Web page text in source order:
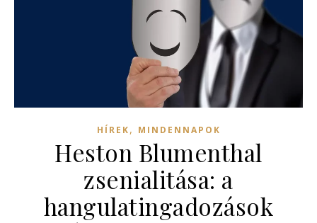
HÍREK, MINDENNAPOK
Heston Blumenthal
zsenialitása: a
hangulatingadozások